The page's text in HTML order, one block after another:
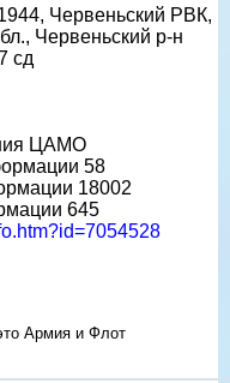
Червеньский РВК,
Червеньский р-н
сд
ЦАМО
58
18002
645
Армия и Флот